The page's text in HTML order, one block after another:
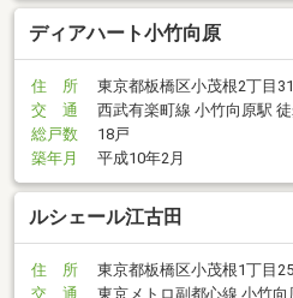
ディアハート小竹向原
住 所
東京都板橋区小茂根2丁目
交 通
西武有楽町線 小竹向原駅
総戸数
18戸
築年月
平成10年2月
ルシェール江古田
住 所
東京都板橋区小茂根1丁目
交 通
東京メトロ副都心線 小竹向